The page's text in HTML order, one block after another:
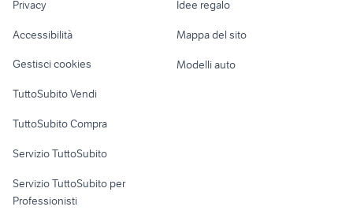
Garage e box
Loft, mansarde e
Informatica
Privacy
Accessibilità
Gestisci cookies
TuttoSubito Vendi
TuttoSubito Compra
Servizio TuttoSubito
Servizio TuttoSubito per
Professionisti
Idee regalo
Mappa del sito
Modelli auto